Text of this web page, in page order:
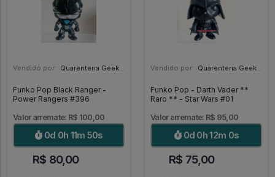
Vendido por: Quarentena Geek Store - SP
Funko Pop Black Ranger -
Power Rangers #396
Valor arremate: R$ 100,00
0d 0h 11m 48s
R$ 80,00
Vendido por: Quarentena Geek Store - SP
Funko Pop - Darth Vader **
Raro ** - Star Wars #01
Valor arremate: R$ 95,00
0d 0h 11m 58s
R$ 75,00